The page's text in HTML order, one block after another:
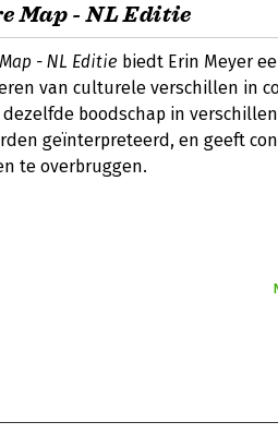
Map - NL Editie
- NL Editie biedt Erin Meyer
van culturele verschillen in
boodschap in
geïnterpreteerd, en geeft
te overbruggen.